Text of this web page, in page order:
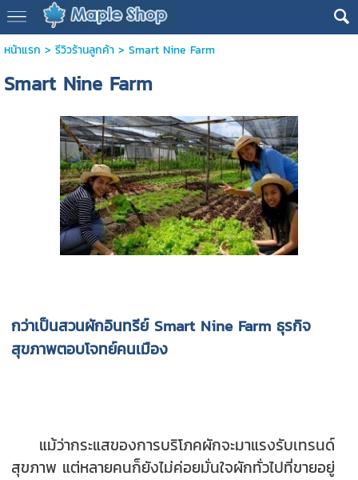
หน้าแรก > รีวิวร้านลูกค้า> Smart Nine Farm
Smart Nine Farm
กว่าเป็นสวนผักอินทรีย์ Smart Nine Farm ธุรกิจ
สุขภาพตอบโจทย์คนเมือง
แม้ว่ากระแสของการบริโภคผักจะมาแรงรับเทรนด์
สุขภาพ แต่หลายคนก็ยังไม่ค่อยมั่นใจผักทั่วไปที่ขายอยู่